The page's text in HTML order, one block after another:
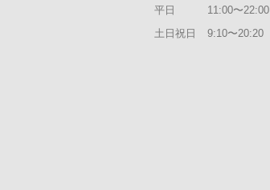
平日
11:00〜22:00
土日祝日
9:10〜20:20